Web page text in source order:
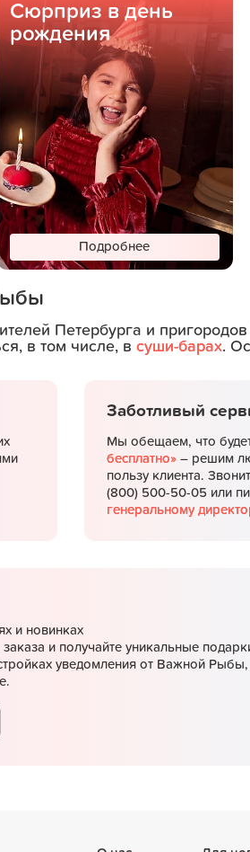
Сюрприз в день
рождения
Подробнее
Петербурга и
в том числе, в суши-барах.
Заботливый
Мы обещаем, что
бесплатно»– решим
пользу клиента.
(800) 500-50-05 или
генеральному
и новинках
и получайте уникальные
уведомления от Важной Рыбы,